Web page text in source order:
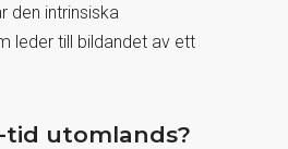
den intrinsiska
leder till bildandet av ett
tid utomlands?